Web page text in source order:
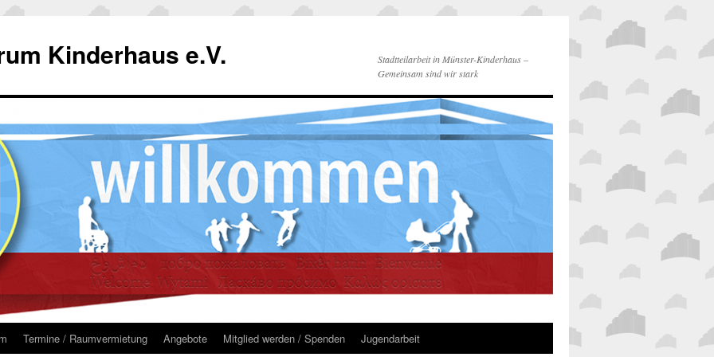
Kinderhaus e.V.
Stadtteilarbeit in Münster-Kinderhaus –
Gemeinsam sind wir stark
Termine / Raumvermietung Angebote Mitglied werden / Spenden Jugendarbeit